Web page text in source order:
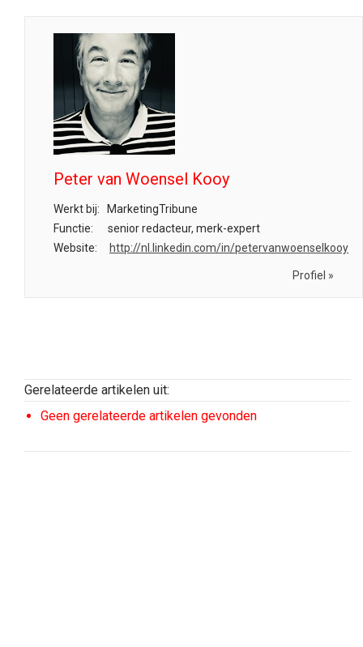
Peter van Woensel Kooy
Werkt bij:
MarketingTribune
Functie:
senior redacteur, merk-expert
Website:
http://nl.linkedin.com/in/petervanwoenselkooy
Profiel »
Gerelateerde artikelen uit:
Geen gerelateerde artikelen gevonden